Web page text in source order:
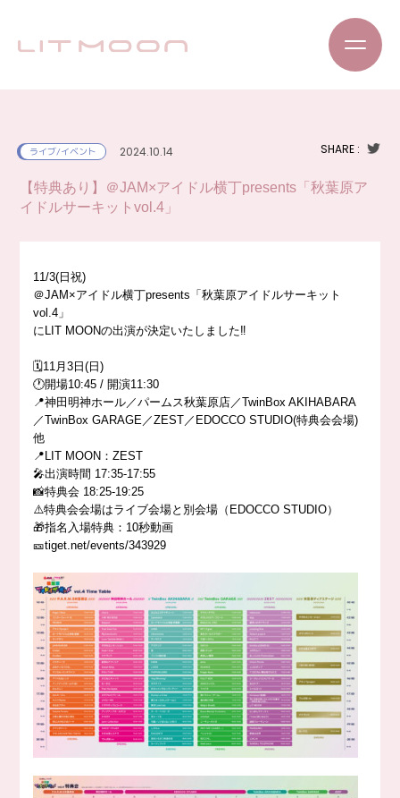
ライブ/イベント 2024.10.14 SHARE :
【特典あり】＠JAM×アイドル横丁presents「秋葉原ア
イドルサーキットvol.4」
11/3(日祝)
＠JAM×アイドル横丁presents「秋葉原アイドルサーキット
vol.4」
にLIT MOONの出演が決定いたしました‼️
🗓️11月3日(日)
🕐開場10:45 / 開演11:30
📍神田明神ホール／パームス秋葉原店／TwinBox AKIHABARA
／TwinBox GARAGE／ZEST／EDOCCO STUDIO(特典会会場)
他
📍LIT MOON：ZEST
🎤出演時間 17:35-17:55
📸特典会 18:25-19:25
⚠️特典会会場はライブ会場と別会場（EDOCCO STUDIO）
🎁指名入場特典：10秒動画
🎫tiget.net/events/343929